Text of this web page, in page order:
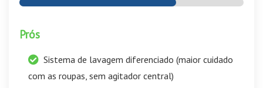
Prós
Sistema de lavagem diferenciado (maior cuidado
com as roupas, sem agitador central)